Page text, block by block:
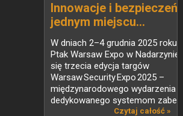
Innowacje i
jednym miejscu...
W dniach 2–4 grudnia 2025 roku w
Ptak Warsaw Expo w Nadarzynie
się trzecia edycja targów
Warsaw Security Expo 2025 –
międzynarodowego wydarzenia
dedykowanego systemom
Czytaj całość »